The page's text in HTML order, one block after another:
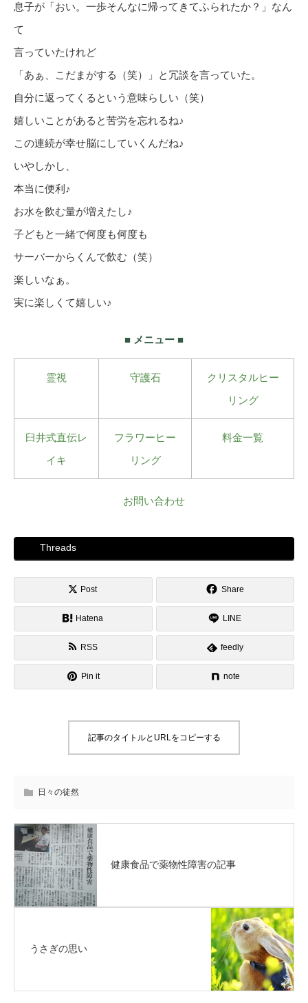
息子が「おい。一歩そんなに帰ってきてふられたか？」なん
て
言っていたけれど
「あぁ、こだまがする（笑）」と冗談を言っていた。
自分に返ってくるという意味らしい（笑）
嬉しいことがあると苦労を忘れるね♪
この連続が幸せ脳にしていくんだね♪
いやしかし、
本当に便利♪
お水を飲む量が増えたし♪
子どもと一緒で何度も何度も
サーバーからくんで飲む（笑）
楽しいなぁ。
実に楽しくて嬉しい♪
■ メニュー ■
霊視 守護石
クリスタルヒー
リング
臼井式直伝レ
イキ
フラワーヒー
リング
料金一覧
お問い合わせ
Threads
Post Share
Hatena LINE
RSS feedly
Pin it note
記事のタイトルとURLをコピーする
日々の徒然
健康食品で薬物性障害の記事
うさぎの思い